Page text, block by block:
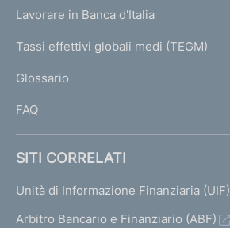
g
T
I
I
Lavorare in Banca d'Italia
Tassi effettivi globali medi (TEGM)
Glossario
FAQ
SITI CORRELATI
Unità di Informazione Finanziaria (UIF)
Arbitro Bancario e Finanziario (ABF)